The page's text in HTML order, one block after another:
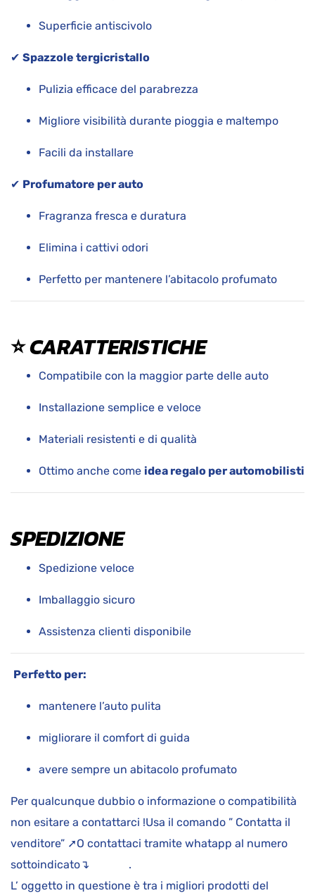
Superficie antiscivolo
✔ Spazzole tergicristallo
Pulizia efficace del parabrezza
Migliore visibilità durante pioggia e maltempo
Facili da installare
✔ Profumatore per auto
Fragranza fresca e duratura
Elimina i cattivi odori
Perfetto per mantenere l’abitacolo profumato
⭐ CARATTERISTICHE
Compatibile con la maggior parte delle auto
Installazione semplice e veloce
Materiali resistenti e di qualità
Ottimo anche come idea regalo per automobilisti
SPEDIZIONE
Spedizione veloce
Imballaggio sicuro
Assistenza clienti disponibile
Perfetto per:
mantenere l’auto pulita
migliorare il comfort di guida
avere sempre un abitacolo profumato
Per qualcunque dubbio o informazione o compatibilità
non esitare a contattarci !Usa il comando ” Contatta il
venditore” ➚O contattaci tramite whatapp al numero
sottoindicato↴ .
L’ oggetto in questione è tra i migliori prodotti del